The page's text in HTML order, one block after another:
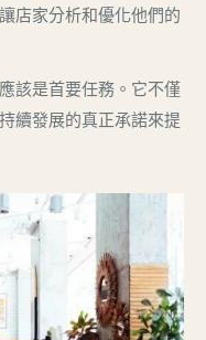
店家分析和優化他們的
該是首要任務。它不僅
續發展的真正承諾來提